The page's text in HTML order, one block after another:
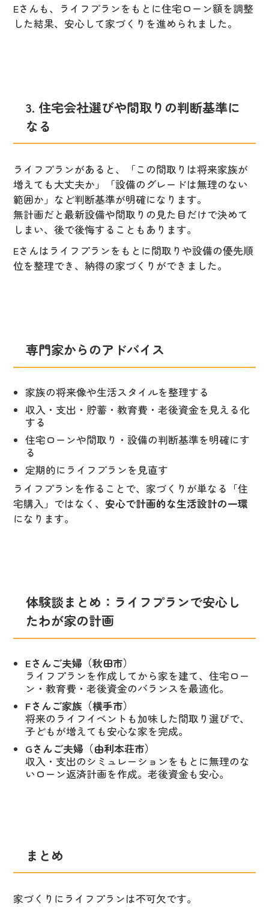
Eさんも、ライフプランをもとに住宅ローン額を調整
した結果、安心して家づくりを進められました。
3. 住宅会社選びや間取りの判断基準に
なる
ライフプランがあると、「この間取りは将来家族が
増えても大丈夫か」「設備のグレードは無理のない
範囲か」など判断基準が明確になります。
無計画だと最新設備や間取りの見た目だけで決めて
しまい、後で後悔することもあります。
Eさんはライフプランをもとに間取りや設備の優先順
位を整理でき、納得の家づくりができました。
専門家からのアドバイス
家族の将来像や生活スタイルを整理する
収入・支出・貯蓄・教育費・老後資金を見える化
する
住宅ローンや間取り・設備の判断基準を明確にす
る
定期的にライフプランを見直す
ライフプランを作ることで、家づくりが単なる「住
宅購入」ではなく、 安心で計画的な生活設計の一環
になります。
体験談まとめ：ライフプランで安心し
たわが家の計画
Eさんご夫婦（秋田市）
ライフプランを作成してから家を建て、住宅ロー
ン・教育費・老後資金のバランスを最適化。
Fさんご家族（横手市）
将来のライフイベントも加味した間取り選びで、
子どもが増えても安心な家を完成。
Gさんご夫婦（由利本荘市）
収入・支出のシミュレーションをもとに無理のな
いローン返済計画を作成。老後資金も安心。
まとめ
家づくりにライフプランは不可欠です。